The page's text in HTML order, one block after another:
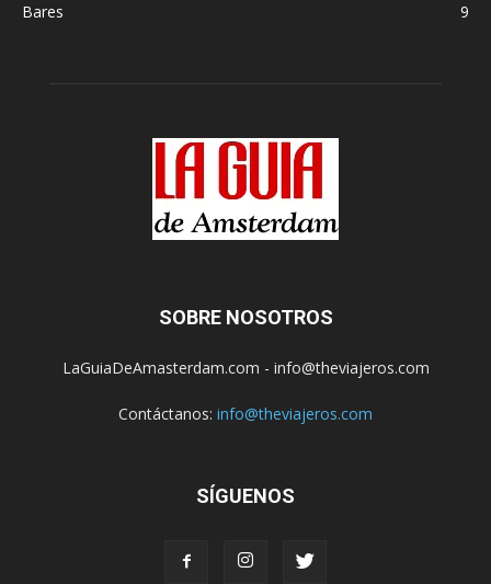
Bares
9
SOBRE NOSOTROS
LaGuiaDeAmasterdam.com - info@theviajeros.com
Contáctanos: info@theviajeros.com
SÍGUENOS